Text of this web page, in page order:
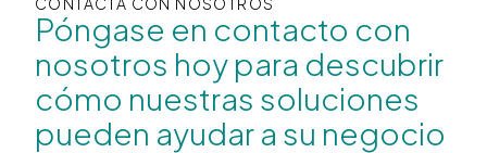
Póngase en contacto con
nosotros hoy para descubrir
cómo nuestras soluciones
pueden ayudar a su negocio